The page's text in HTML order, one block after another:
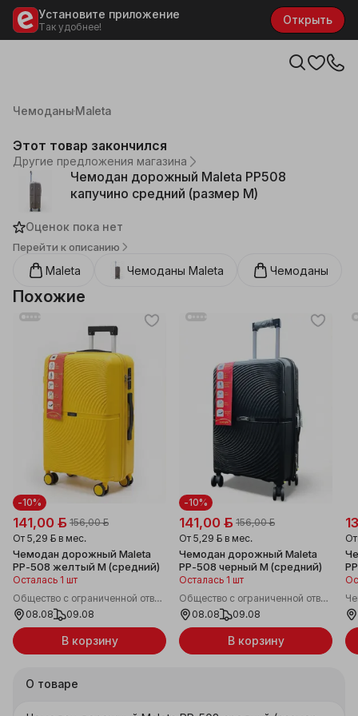
Установите приложение
Так удобнее!
Открыть
Каталог
Галантерея и аксессуары
Сумки и чемоданы
ЧемоданыMaleta
Этот товар закончился
Другие предложения магазина
Чемодан дорожный Maleta PP508
капучино средний (размер M)
Оценок пока нет
Перейти к описанию
Maleta Чемоданы Maleta Чемоданы
Похожие
-10%
141,00 ƃ 156,00 ƃ
От 5,29 ƃ в мес.
Чемодан дорожный Maleta
PP-508 желтый M (средний)
Осталась 1 шт
Общество с ограниченной ответственностью "Борисо трейд"
08.08
09.08
В корзину
-10%
141,00 ƃ 156,00 ƃ
От 5,29 ƃ в мес.
Чемодан дорожный Maleta
PP-508 черный M (средний)
Осталась 1 шт
Общество с ограниченной ответственностью "Борисо трейд"
08.08
09.08
В корзину
О товаре